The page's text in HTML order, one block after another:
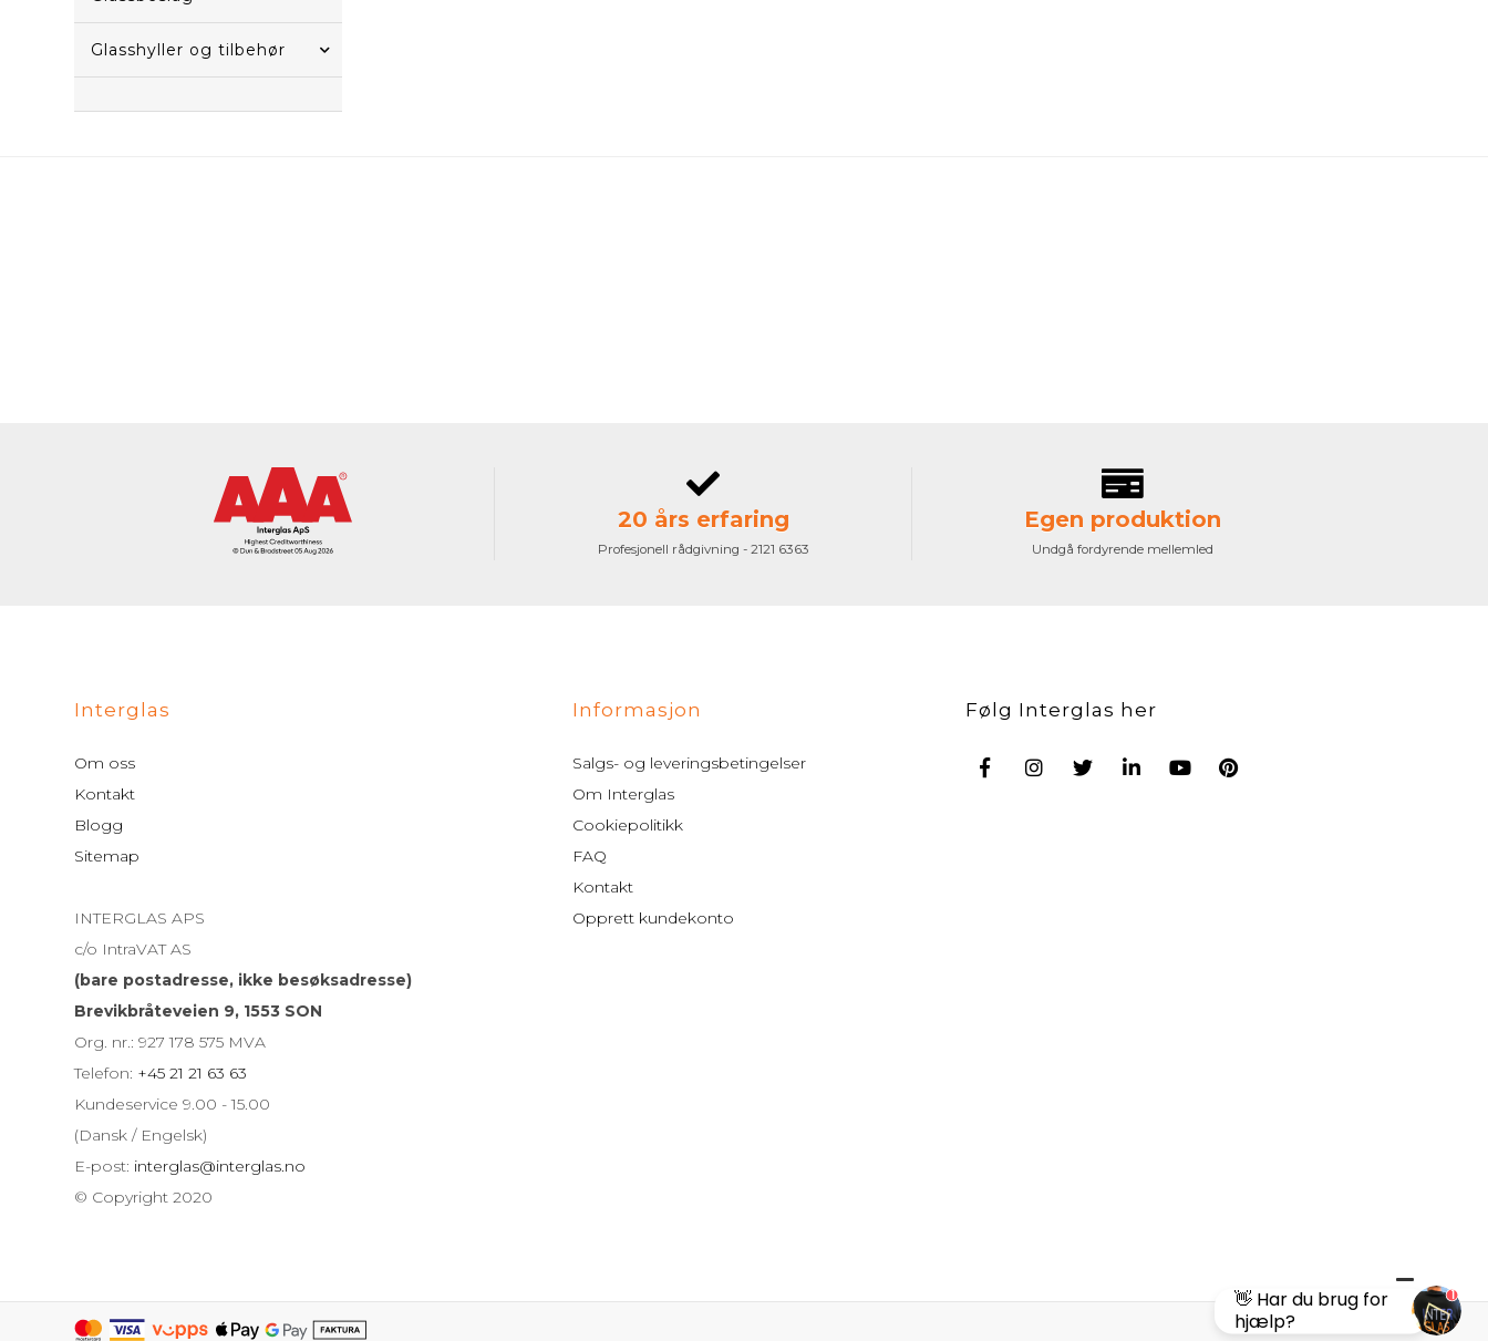
Glasshyller og tilbehør
20 års erfaring
Profesjonell rådgivning - 2121 6363
Egen produktion
Undgå fordyrende mellemled
Interglas
Om oss
Kontakt
Blogg
Sitemap
INTERGLAS APS
c/o IntraVAT AS
(bare postadresse, ikke besøksadresse)
Brevikbråteveien 9, 1553 SON
Org. nr.: 927 178 575 MVA
Telefon: +45 21 21 63 63
Kundeservice 9.00 - 15.00
(Dansk / Engelsk)
E-post: interglas@interglas.no
© Copyright 2020
Informasjon
Salgs- og leveringsbetingelser
Om Interglas
Cookiepolitikk
FAQ
Kontakt
Opprett kundekonto
Følg Interglas her
👋 Har du brug for
hjælp?
1